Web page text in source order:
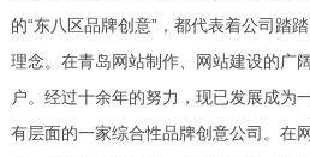
的“东八区品牌创意”，都代表着公司踏
理念。在青岛网站制作、网站建设的广
户。经过十余年的努力，现已发展成为
有层面的一家综合性品牌创意公司。在